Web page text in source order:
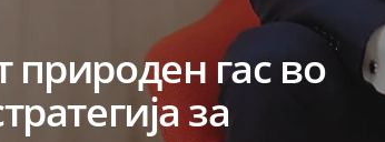
природен гас во
за